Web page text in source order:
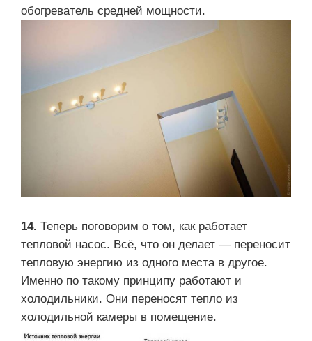
обогреватель средней мощности.
14. Теперь поговорим о том, как работает
тепловой насос. Всё, что он делает — переносит
тепловую энергию из одного места в другое.
Именно по такому принципу работают и
холодильники. Они переносят тепло из
холодильной камеры в помещение.